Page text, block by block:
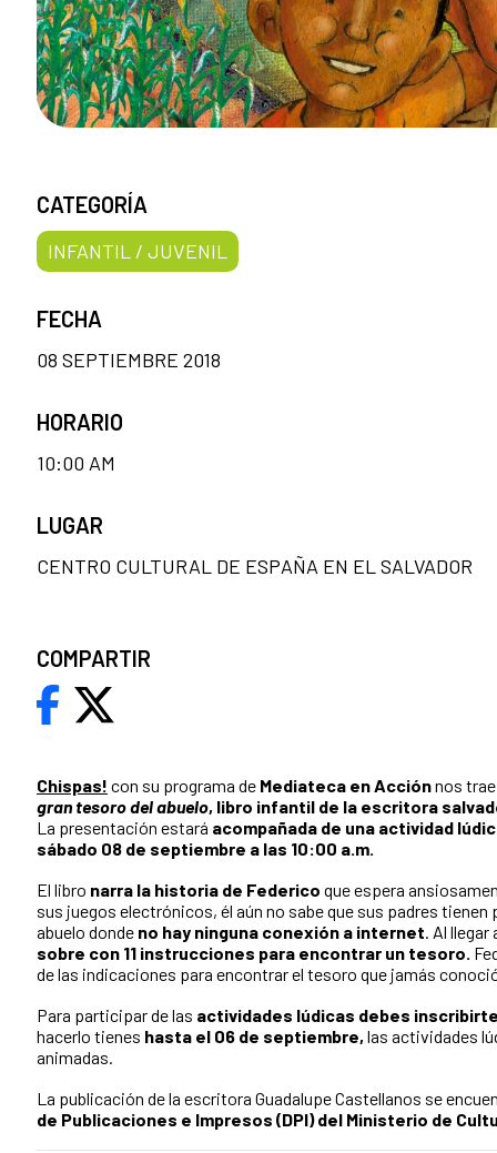
Chispas! con su programa de Mediateca en Acciónnos
gran tesoro del abuelo, libro infantil de la escritora
La presentación estará acompañada de una actividad
sábado 08 de septiembre a las 10:00 a.m.
El libro narra la historia de Federico que espera
sus juegos electrónicos, él aún no sabe que sus padres tienen
abuelo donde no hay ninguna conexión a internet. Al llegar
sobre con 11 instrucciones para encontrar un tesoro.
de las indicaciones para encontrar el tesoro que jamás
Para participar de las actividades lúdicas debes
hacerlo tienes hasta el 06 de septiembre, las actividades
animadas.
La publicación de la escritora Guadalupe Castellanos se
de Publicaciones e Impresos (DPI) del Ministerio de
CATEGORÍA
INFANTIL / JUVENIL
FECHA
08 SEPTIEMBRE 2018
HORARIO
10:00 AM
LUGAR
CENTRO CULTURAL DE ESPAÑA EN EL SALVADOR
COMPARTIR